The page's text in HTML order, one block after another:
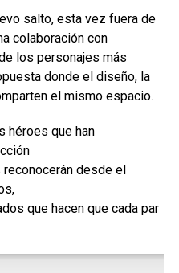
estamos ante un héroe
con lo el ser humano
a una Supergirl más
y todo sin perder su
dirigida por el cineasta
The Movie
Legend of the Fjord
, The Trip).
salto, esta vez fuera de
colaboración con
los personajes más
donde el diseño, la
el mismo espacio.
héroes que han
desde el
que hacen que cada par